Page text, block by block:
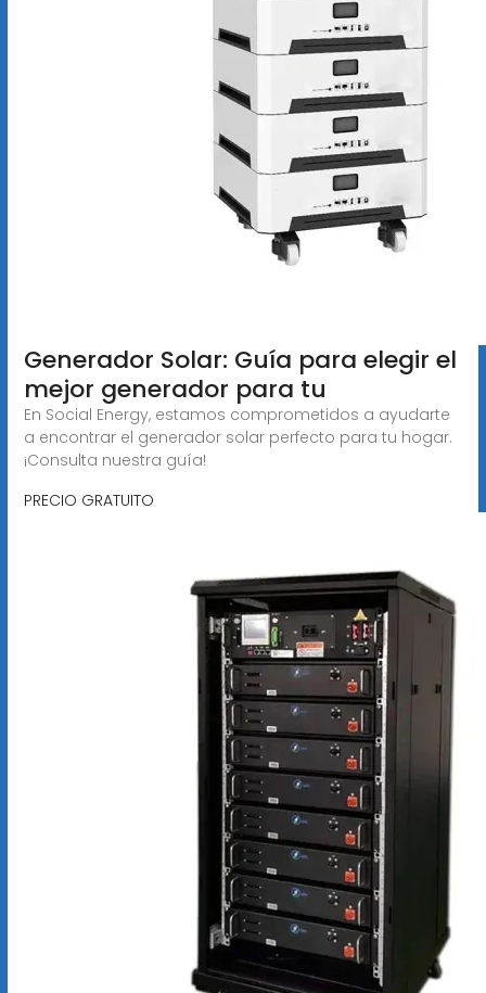
Generador Solar: Guía para elegir el
mejor generador para tu
En Social Energy, estamos comprometidos a ayudarte
a encontrar el generador solar perfecto para tu hogar.
¡Consulta nuestra guía!
PRECIO GRATUITO